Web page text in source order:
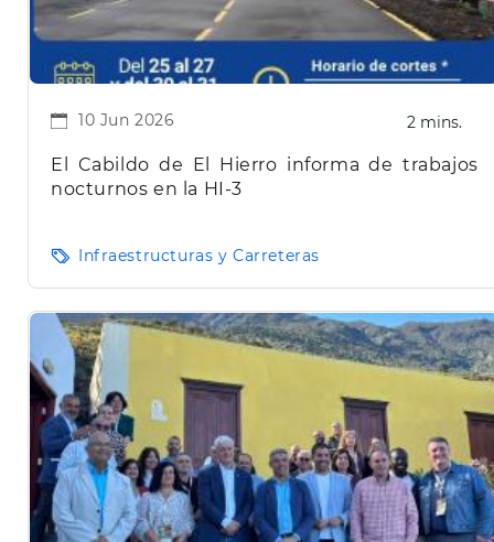
10 Jun 2026 2 mins.
El Cabildo de El Hierro informa de trabajos
nocturnos en la HI-3
Infraestructuras y Carreteras